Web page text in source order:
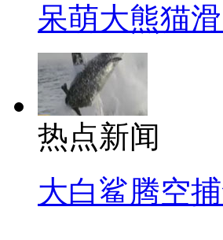
呆萌大熊猫
热点新闻
大白鲨腾空